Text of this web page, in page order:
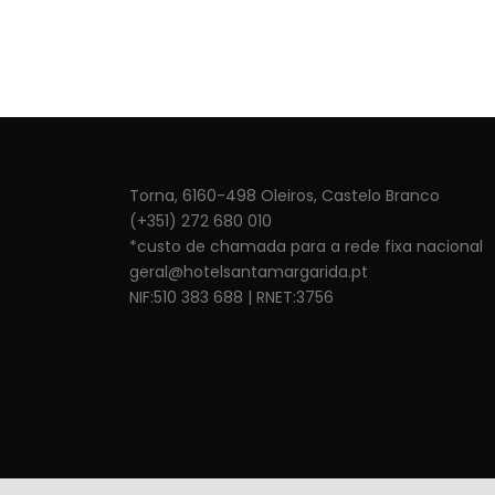
Torna, 6160-498 Oleiros, Castelo Branco
(+351) 272 680 010
*custo de chamada para a rede fixa nacional
geral@hotelsantamargarida.pt
NIF:510 383 688 | RNET:3756